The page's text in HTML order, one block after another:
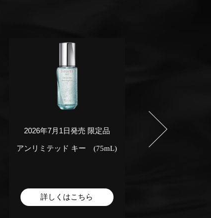
2026年7月1日発売 限定品
アンリミテッド キー (75mL)
詳しくはこちら
2026年7月1日